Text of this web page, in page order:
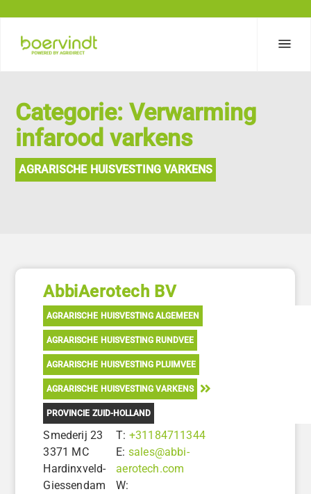
Categorie: Verwarming
infarood varkens
AGRARISCHE HUISVESTING VARKENS
AbbiAerotech BV
AGRARISCHE HUISVESTING ALGEMEEN
AGRARISCHE HUISVESTING RUNDVEE
AGRARISCHE HUISVESTING PLUIMVEE
AGRARISCHE HUISVESTING VARKENS
PROVINCIE ZUID-HOLLAND
Smederij 23
3371 MC
Hardinxveld-
Giessendam
T: +31184711344
E: sales@abbi-
aerotech.com
W: